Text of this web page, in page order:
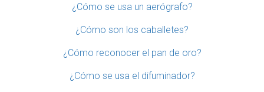
¿Cómo se usa un aerógrafo?
¿Cómo son los caballetes?
¿Cómo reconocer el pan de oro?
¿Cómo se usa el difuminador?